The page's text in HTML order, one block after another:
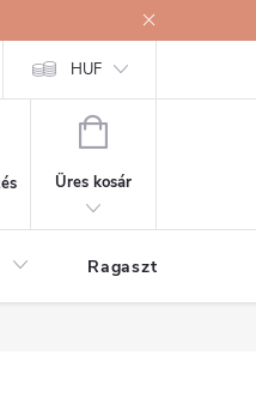
HUF
KOSÁR
Üres kosár
Ragasztók